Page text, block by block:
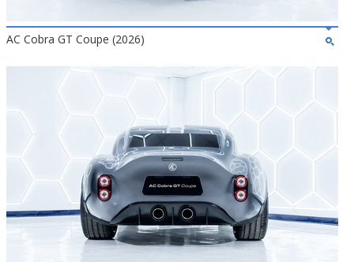
AC Cobra GT Coupe (2026)